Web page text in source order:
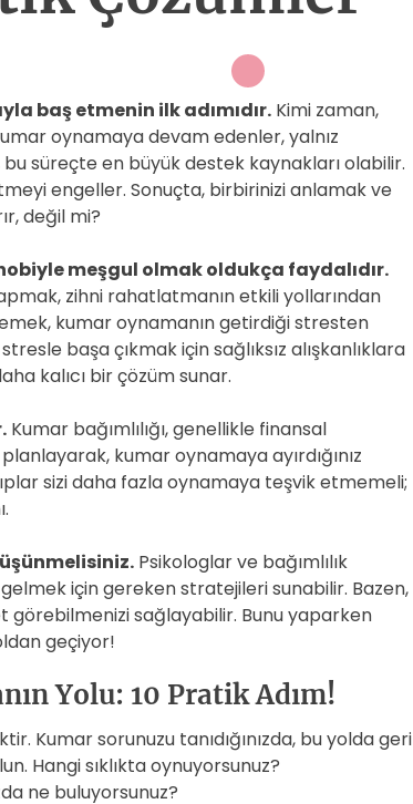
baş etmenin ilk adımıdır. Kimi zaman,
oynamaya devam edenler, yalnız
süreçte en büyük destek kaynakları olabilir.
engeller. Sonuçta, birbirinizi anlamak ve
değil mi?
meşgul olmak oldukça faydalıdır.
zihni rahatlatmanın etkili yollarından
kumar oynamanın getirdiği stresten
başa çıkmak için sağlıksız alışkanlıklara
kalıcı bir çözüm sunar.
Kumar bağımlılığı, genellikle finansal
kumar oynamaya ayırdığınız
sizi daha fazla oynamaya teşvik etmemeli;
Psikologlar ve bağımlılık
için gereken stratejileri sunabilir. Bazen,
sağlayabilir. Bunu yaparken
geçiyor!
Yolu: 10 Pratik Adım!
Kumar sorunuzu tanıdığınızda, bu yolda geri
Hangi sıklıkta oynuyorsunuz?
ne buluyorsunuz?